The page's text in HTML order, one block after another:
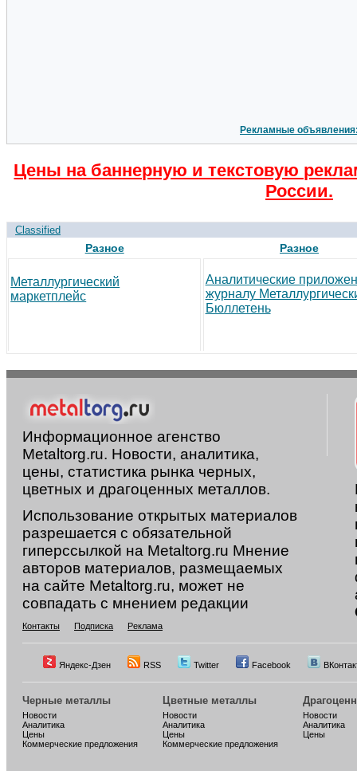
Рекламные
Цены на баннерную и текстовую
России.
Classified
Разное
Металлургический
маркетплейс
Разное
Аналитические
журналу
Бюллетень
Информационное агенство
Metaltorg.ru. Новости, аналитика,
цены, статистика рынка черных,
цветных и драгоценных металлов.
Использование открытых материалов
разрешается с обязательной
гиперссылкой на Metaltorg.ru Мнение
авторов материалов, размещаемых
на сайте Metaltorg.ru, может не
совпадать с мнением редакции
Контакты Подписка Реклама
Яндекс-Дзен RSS Twitter Facebook
Черные металлы
Новости
Аналитика
Цены
Коммерческие предложения
Цветные металлы
Новости
Аналитика
Цены
Коммерческие предложения
Новости
Аналитика
Цены